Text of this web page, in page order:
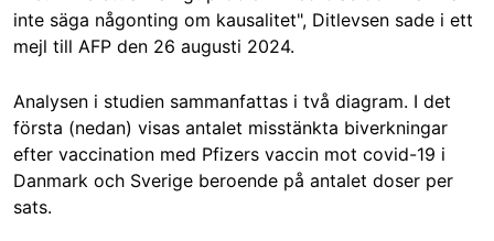
inte säga någonting om kausalitet", Ditlevsen sade i ett
mejl till AFP den 26 augusti 2024.
Analysen i studien sammanfattas i två diagram. I det
första (nedan) visas antalet misstänkta biverkningar
efter vaccination med Pfizers vaccin mot covid-19 i
Danmark och Sverige beroende på antalet doser per
sats.